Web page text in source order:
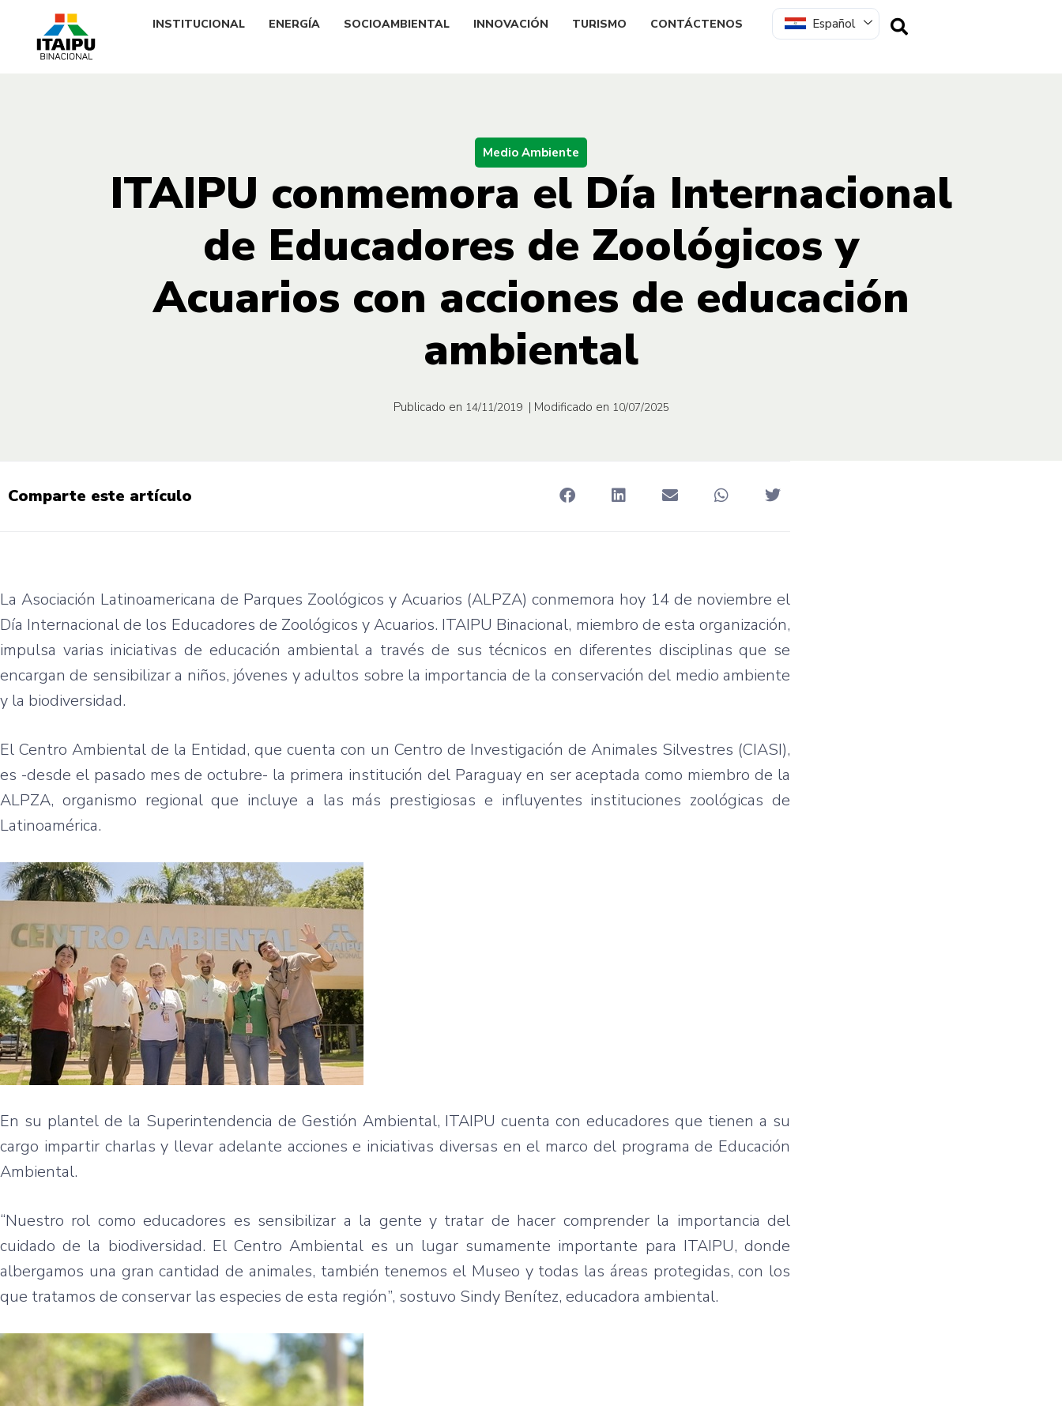
INSTITUCIONAL ENERGÍA SOCIOAMBIENTAL INNOVACIÓN TURISMO CONTÁCTENOS Español
Medio Ambiente
ITAIPU conmemora el Día Internacional
de Educadores de Zoológicos y
Acuarios con acciones de educación
ambiental
Publicado en 14/11/2019 | Modificado en 10/07/2025
Comparte este artículo
La Asociación Latinoamericana de Parques Zoológicos y Acuarios (ALPZA) conmemora hoy 14 de noviembre el
Día Internacional de los Educadores de Zoológicos y Acuarios. ITAIPU Binacional, miembro de esta organización,
impulsa varias iniciativas de educación ambiental a través de sus técnicos en diferentes disciplinas que se
encargan de sensibilizar a niños, jóvenes y adultos sobre la importancia de la conservación del medio ambiente
y la biodiversidad.
El Centro Ambiental de la Entidad, que cuenta con un Centro de Investigación de Animales Silvestres (CIASI),
es -desde el pasado mes de octubre- la primera institución del Paraguay en ser aceptada como miembro de la
ALPZA, organismo regional que incluye a las más prestigiosas e influyentes instituciones zoológicas de
Latinoamérica.
En su plantel de la Superintendencia de Gestión Ambiental, ITAIPU cuenta con educadores que tienen a su
cargo impartir charlas y llevar adelante acciones e iniciativas diversas en el marco del programa de Educación
Ambiental.
“Nuestro rol como educadores es sensibilizar a la gente y tratar de hacer comprender la importancia del
cuidado de la biodiversidad. El Centro Ambiental es un lugar sumamente importante para ITAIPU, donde
albergamos una gran cantidad de animales, también tenemos el Museo y todas las áreas protegidas, con los
que tratamos de conservar las especies de esta región”, sostuvo Sindy Benítez, educadora ambiental.